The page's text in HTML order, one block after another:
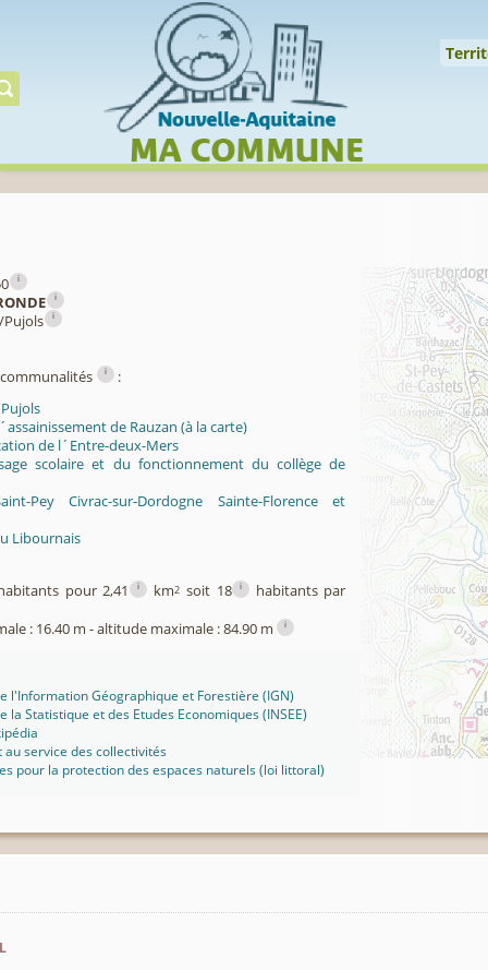
Gérer préserver
i
i
Pujols i
i
:
de Rauzan (à la carte)
de l´Entre-deux-Mers
scolaire et du fonctionnement du collège de
Pey Civrac-sur-Dordogne Sainte-Florence et
Libournais
pour 2,41 i km2 soit 18 i habitants par
: 16.40 m - altitude maximale : 84.90 m i
l'Information Géographique et Forestière (IGN)
la Statistique et des Etudes Economiques (INSEE)
au service des collectivités
pour la protection des espaces naturels (loi littoral)
Cookies management panel